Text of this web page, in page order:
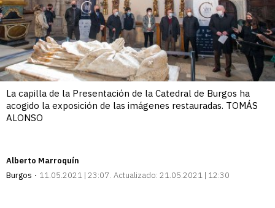
La capilla de la Presentación de la Catedral de Burgos ha
acogido la exposición de las imágenes restauradas. TOMÁS
ALONSO
Alberto Marroquín
Burgos
11.05.2021 | 23:07 Actualizado: 21.05.2021 | 12:30